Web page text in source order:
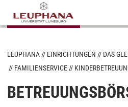
LEUPHANA EINRICHTUNGEN
DAS
FAMILIENSERVICE